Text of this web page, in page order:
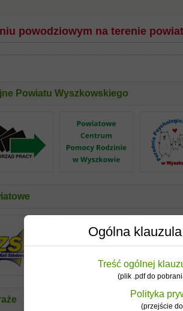
powodziowym na terenie
Powiatu Wyszkowskiego
Ogólna
Treść ogólnej
(plik .pdf do
Polityka
(przejście